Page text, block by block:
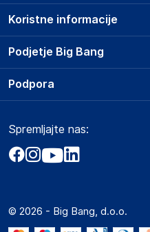
Podjetje Big Bang
O podjetju
Obvestila za javnost
Akt o digitalnih storitvah
Marketplace za partnerje
Koristne informacije
Prodajna mesta
Storitve
Dostava, vnos in odvoz
Zavarovanje izdelkov
Podpora
Marketplace
Kako oddati naročilo?
Spremljajte nas:
© 2026 - Big Bang, d.o.o.